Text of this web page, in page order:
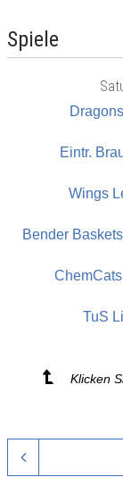
Spiele
Eintr.
Wings
Bender
TuS
Klicken